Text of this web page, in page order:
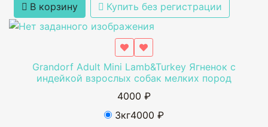
В корзину Купить без регистрации
Grandorf Adult Mini Lamb&Turkey Ягненок с
индейкой взрослых собак мелких пород
4000 ₽
3кг4000 ₽